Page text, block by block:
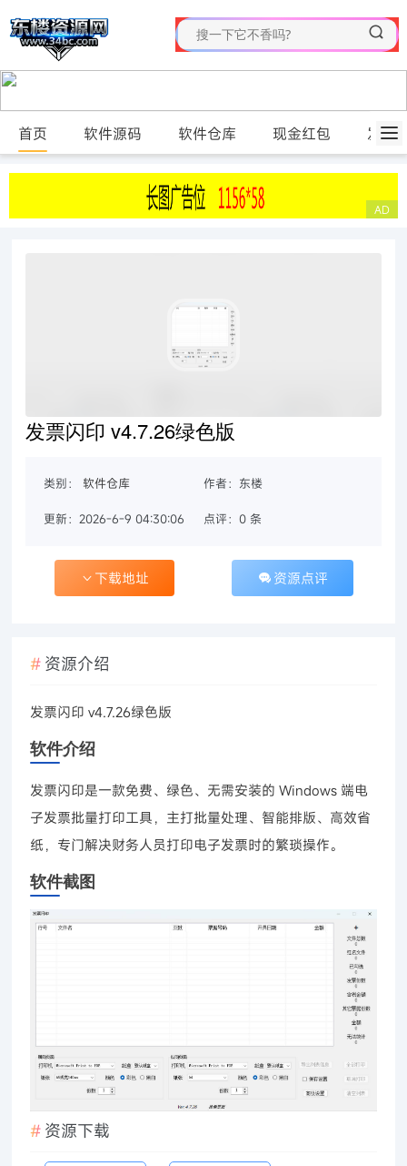
首页 软件源码 软件仓库 现金红包 发布
发票闪印 v4.7.26绿色版
类别： 软件仓库 作者：东楼
更新：2026-6-9 04:30:06 点评：0 条
下载地址 资源点评
资源介绍
发票闪印 v4.7.26绿色版
软件介绍
发票闪印是一款免费、绿色、无需安装的 Windows 端电
子发票批量打印工具，主打批量处理、智能排版、高效省
纸，专门解决财务人员打印电子发票时的繁琐操作。
软件截图
资源下载